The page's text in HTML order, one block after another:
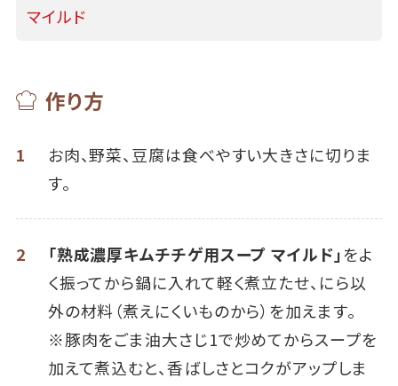
マイルド
作り方
1
お肉、野菜、豆腐は食べやすい大きさに切りま
す。
2 「熟成濃厚キムチチゲ用スープ マイルド」をよ
く振ってから鍋に入れて軽く煮立たせ、にら以
外の材料（煮えにくいものから）を加えます。
※豚肉をごま油大さじ1で炒めてからスープを
加えて煮込むと、香ばしさとコクがアップしま